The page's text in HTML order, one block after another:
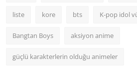
liste kore bts K-pop idol
Bangtan Boys aksiyon anime
güçlü karakterlerin olduğu animeler